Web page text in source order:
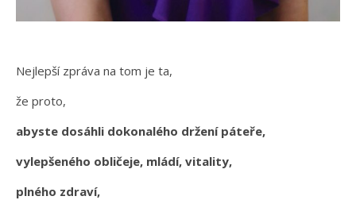
Nejlepší zpráva na tom je ta,
že proto,
abyste dosáhli dokonalého držení páteře,
vylepšeného obličeje, mládí, vitality,
plného zdraví,